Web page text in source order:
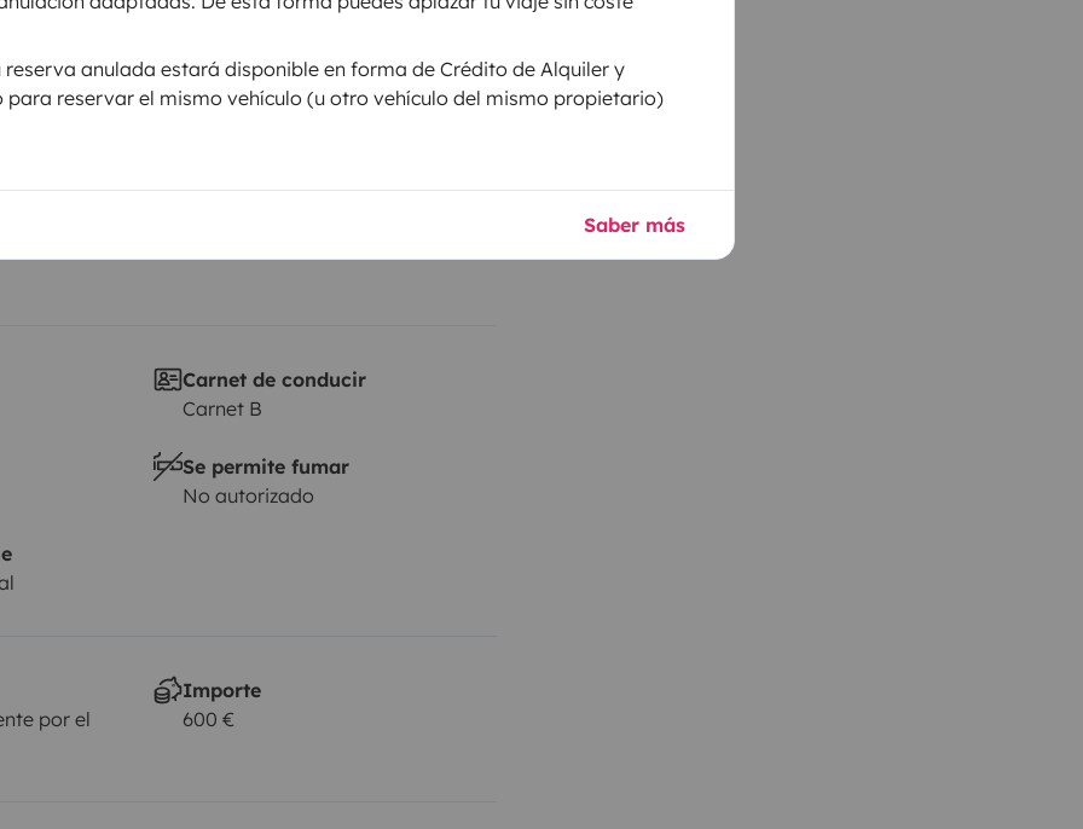
reserva anulada estará disponible en forma de Crédito de Alquiler y
para reservar el mismo vehículo (u otro vehículo del mismo propietario)
Saber más
Altura
2,55 m
Carnet de conducir
Carnet B
Se permite fumar
No autorizado
por el
Importe
600 €